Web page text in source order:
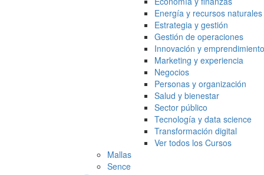
Energía y recursos naturales
Estrategia y gestión
Gestión de operaciones
Innovación y emprendimiento
Marketing y experiencia
Negocios
Personas y organización
Salud y bienestar
Sector público
Tecnología y data science
Transformación digital
Ver todos los Cursos
Mallas
Sence